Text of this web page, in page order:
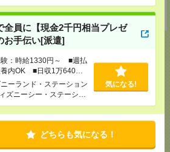
全員に【現金2千円相当プレゼ
お手伝い[派遣]
験：時給1330円～ ■週払
内OK ■日収1万640円
ーランド・ステーション
ズニーシー・ステーショ
トゲートウェイ・ステー
…
気になる!
どちらも気になる！
※電話受付時間⇒9:30-21:00
応募ページへ
気になる！